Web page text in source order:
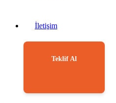
İletişim
Teklif Al